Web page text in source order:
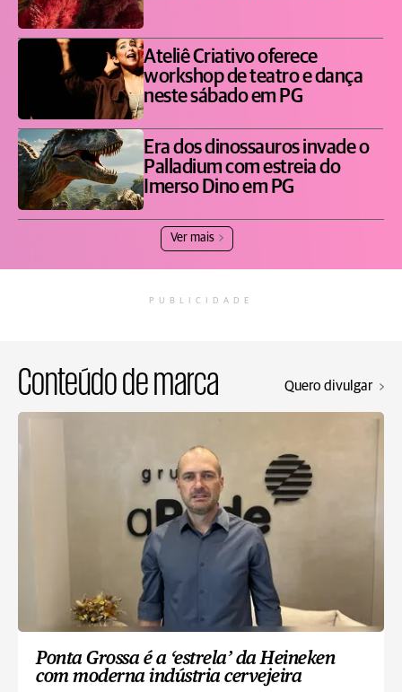
Ateliê Criativo oferece
workshop de teatro e dança
neste sábado em PG
Era dos dinossauros invade o
Palladium com estreia do
Imerso Dino em PG
Ver mais
PUBLICIDADE
Conteúdo de marca Quero divulgar
Ponta Grossa é a ‘estrela’ da Heineken
com moderna indústria cervejeira